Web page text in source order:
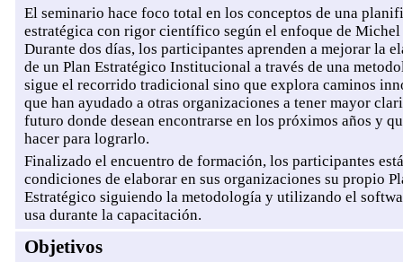
El seminario hace foco total en los conceptos de una
estratégica con rigor científico según el enfoque de Michel
Durante dos días, los participantes aprenden a mejorar la
de un Plan Estratégico Institucional a través de una
sigue el recorrido tradicional sino que explora caminos
que han ayudado a otras organizaciones a tener mayor
futuro donde desean encontrarse en los próximos años y
hacer para lograrlo.
Finalizado el encuentro de formación, los participantes
condiciones de elaborar en sus organizaciones su propio
Estratégico siguiendo la metodología y utilizando el
usa durante la capacitación.
Objetivos